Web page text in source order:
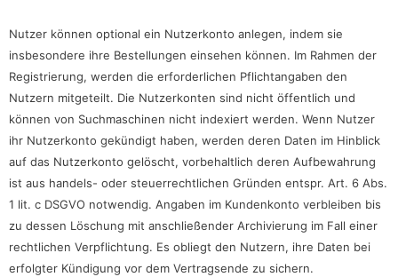
Nutzer können optional ein Nutzerkonto anlegen, indem sie
insbesondere ihre Bestellungen einsehen können. Im Rahmen der
Registrierung, werden die erforderlichen Pflichtangaben den
Nutzern mitgeteilt. Die Nutzerkonten sind nicht öffentlich und
können von Suchmaschinen nicht indexiert werden. Wenn Nutzer
ihr Nutzerkonto gekündigt haben, werden deren Daten im Hinblick
auf das Nutzerkonto gelöscht, vorbehaltlich deren Aufbewahrung
ist aus handels- oder steuerrechtlichen Gründen entspr. Art. 6 Abs.
1 lit. c DSGVO notwendig. Angaben im Kundenkonto verbleiben bis
zu dessen Löschung mit anschließender Archivierung im Fall einer
rechtlichen Verpflichtung. Es obliegt den Nutzern, ihre Daten bei
erfolgter Kündigung vor dem Vertragsende zu sichern.